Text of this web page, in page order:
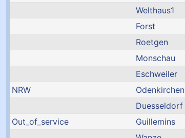
Welthaus1
Forst
Roetgen
Monschau
Eschweiler
NRW
Odenkirchen
Duesseldorf
Out_of_service
Guillemins